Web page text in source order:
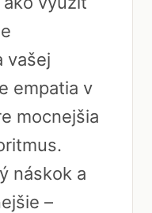
vašej
empatia v
mocnejšia
náskok a
–